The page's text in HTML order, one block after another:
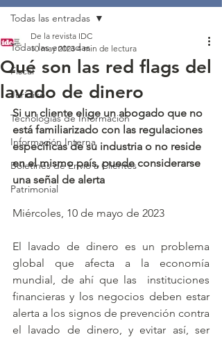
Todas las entradas
Fiscal
Jurídico
Tecnologías de Información
Información Interna
Boletines de Envío a Clientes
Patrimonial
Todas las entradas
Qué son las red flags del
lavado de dinero
De la revista IDC
10 may 2023 4 min de lectura
Si un cliente elige un abogado que no
está familiarizado con las regulaciones
específicas de su industria o no reside
en el mismo país, puede considerarse
una señal de alerta
Miércoles, 10 de mayo de 2023
El lavado de dinero es un problema
global que afecta a la economía
mundial, de ahí que las  instituciones
financieras y los negocios deben estar
alerta a los signos de prevención contra
el lavado de dinero, y evitar así, ser